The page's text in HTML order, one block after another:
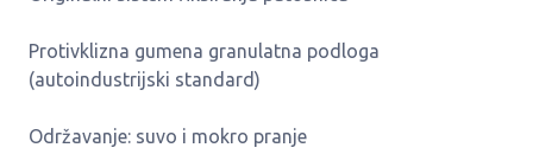
Protivklizna gumena granulatna podloga
(autoindustrijski standard)
Održavanje: suvo i mokro pranje